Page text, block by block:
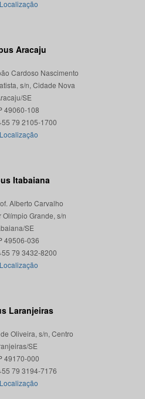
Localização
Aracaju
Cardoso Nascimento
s/n, Cidade Nova
SE
49060-108
Localização
Itabaiana
Alberto Carvalho
Olímpio Grande, s/n
SE
49506-036
Localização
Laranjeiras
Oliveira, s/n, Centro
SE
49170-000
Localização